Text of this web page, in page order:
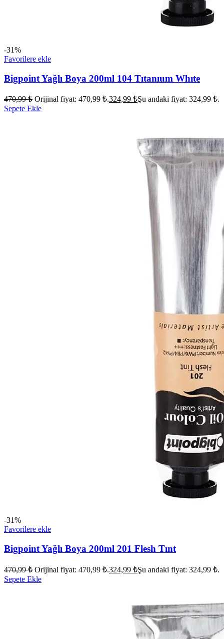
-31%
Favorilere ekle
Bigpoint Yağlı Boya 200ml 104 Tıtanıum Whıte
470,99₺ Orijinal fiyat: 470,99 ₺.324,99 ₺Şu andaki fiyat: 324,99 ₺.
Sepete Ekle
-31%
Favorilere ekle
Bigpoint Yağlı Boya 200ml 201 Flesh Tınt
470,99₺ Orijinal fiyat: 470,99 ₺.324,99 ₺Şu andaki fiyat: 324,99 ₺.
Sepete Ekle